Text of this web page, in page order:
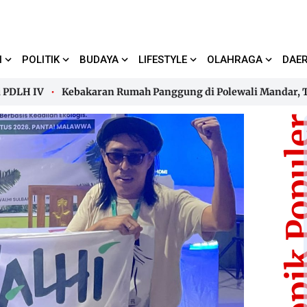
POLITIK BUDAYA LIFESTYLE OLAHRAGA
IV Kebakaran Rumah Panggung di Polewali Mandar, Tiga
IV Kebakaran Rumah Panggung di Polewali Mandar, Tiga